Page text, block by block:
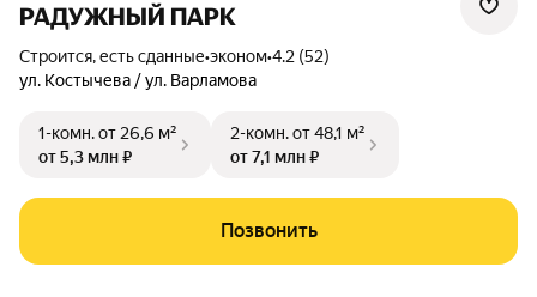
РАДУЖНЫЙ ПАРК
Строится, есть сданные•эконом•4.2 (52)
ул. Костычева / ул. Варламова
1-комн.от 26,6 м²
от 5,3 млн ₽
2-комн.от 48,1 м²
от 7,1 млн ₽
Позвонить